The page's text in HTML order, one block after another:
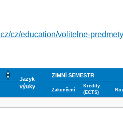
cz/education/volitelne-
Jazyk
výuky
ZIMNÍ SEMESTR
Zakončení
Kredity
(ECTS)